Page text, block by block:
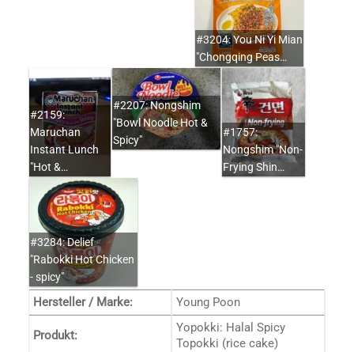
#3204: You Ni Yi Mian
"Chongqing Peas…
#2159:
Maruchan
Instant Lunch
"Hot &…
#2207: Nongshim
"Bowl Noodle Hot &
Spicy"
#1757:
Nongshim "Non-
Frying Shin…
#3284: Delief
"Rabokki Hot Chicken
- spicy"
Hersteller / Marke: Young Poon
Produkt:
Yopokki: Halal Spicy
Topokki (rice cake)